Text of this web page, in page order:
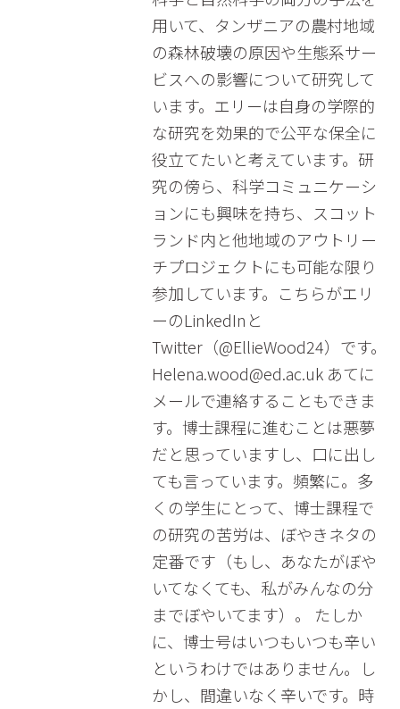
用いて、タンザニアの農村地域
の森林破壊の原因や生態系サー
ビスへの影響について研究して
います。エリーは自身の学際的
な研究を効果的で公平な保全に
役立てたいと考えています。研
究の傍ら、科学コミュニケーシ
ョンにも興味を持ち、スコット
ランド内と他地域のアウトリー
チプロジェクトにも可能な限り
参加しています。こちらがエリ
ーのLinkedInと
Twitter（@EllieWood24）です。
Helena.wood@ed.ac.uk あてに
メールで連絡することもできま
す。博士課程に進むことは悪夢
だと思っていますし、口に出し
ても言っています。頻繁に。多
くの学生にとって、博士課程で
の研究の苦労は、ぼやきネタの
定番です（もし、あなたがぼや
いてなくても、私がみんなの分
までぼやいてます）。 たしか
に、博士号はいつもいつも辛い
というわけではありません。し
かし、間違いなく辛いです。時